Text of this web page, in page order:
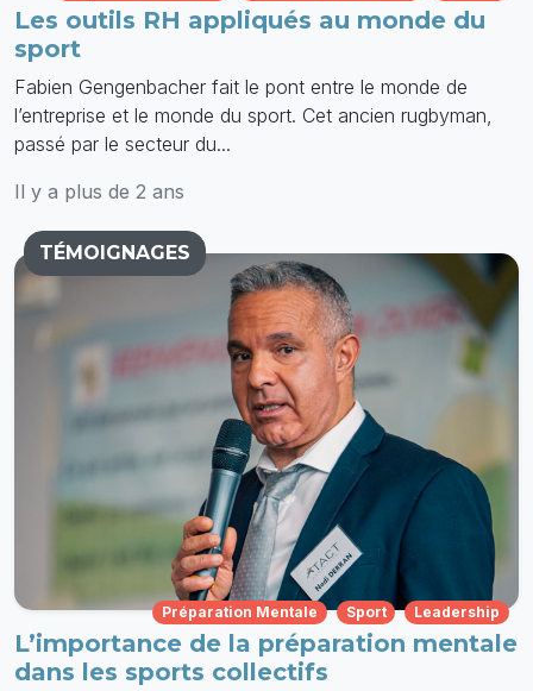
Les outils RH appliqués au monde du
sport
Fabien Gengenbacher fait le pont entre le monde de
l’entreprise et le monde du sport. Cet ancien rugbyman,
passé par le secteur du...
Il y a plus de 2 ans
TÉMOIGNAGES
Préparation Mentale Sport Leadership
L’importance de la préparation mentale
dans les sports collectifs